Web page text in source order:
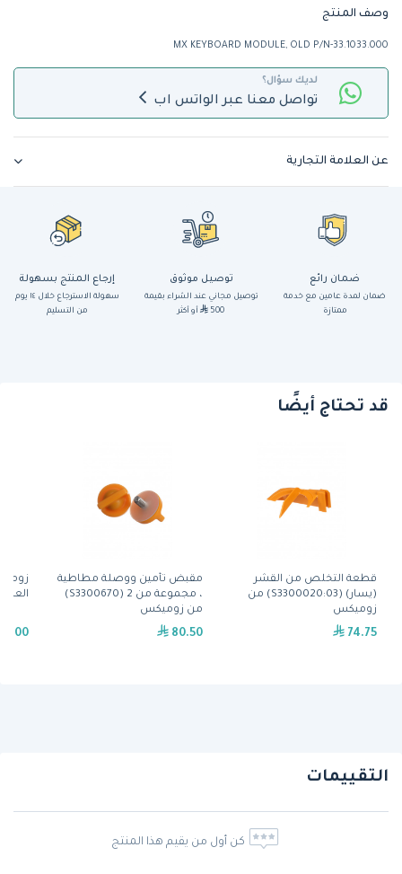
وصف المنتج
MX KEYBOARD MODULE, OLD P/N-33.1033.000
لديك سؤال؟
تواصل معنا عبر الواتس اب
عن العلامة التجارية
ضمان رائع
ضمان لمدة عامين مع خدمة
ممتازة
توصيل موثوق
توصيل مجاني عند الشراء بقيمة
500
أو أكثر
إرجاع المنتج بسهولة
سهولة الاسترجاع خلال ١٤ يوم
من التسليم
قد تحتاج أيضًا
قطعة التخلص من القشر
(يسار) (S3300020:03) من
زوميكس
74.75
مقبض تأمين ووصلة مطاطية
، مجموعة من 2 (S3300670)
من زوميكس
80.50
التقييمات
كن أول من يقيم هذا المنتج